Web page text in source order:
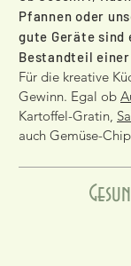
Pfannen oder
gute Geräte
Bestandteil einer
Für die kreative
Gewinn. Egal ob
Kartoffel-Gratin,
auch Gemüse-